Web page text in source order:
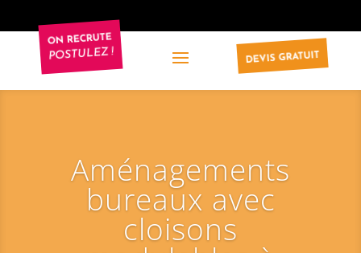
DEVIS GRATUIT
ON RECRUTE
POSTULEZ !
Aménagements
bureaux avec
cloisons